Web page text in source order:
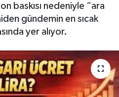
baskısı nedeniyle “ara
gündemin en sıcak
yer alıyor.